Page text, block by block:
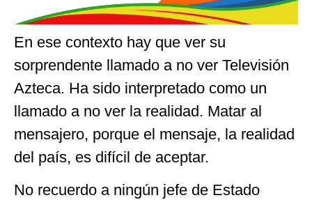
En ese contexto hay que ver su
sorprendente llamado a no ver Televisión
Azteca. Ha sido interpretado como un
llamado a no ver la realidad. Matar al
mensajero, porque el mensaje, la realidad
del país, es difícil de aceptar.
No recuerdo a ningún jefe de Estado